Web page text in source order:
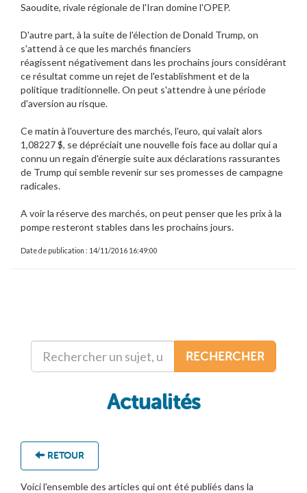
Saoudite, rivale régionale de l'Iran domine l'OPEP.
D'autre part, à la suite de l'élection de Donald Trump, on
s'attend à ce que les marchés financiers
réagissent négativement dans les prochains jours considérant
ce résultat comme un rejet de l'establishment et de la
politique traditionnelle. On peut s'attendre à une période
d'aversion au risque.
Ce matin à l'ouverture des marchés, l'euro, qui valait alors
1,08227 $, se dépréciait une nouvelle fois face au dollar qui a
connu un regain d'énergie suite aux déclarations rassurantes
de Trump qui semble revenir sur ses promesses de campagne
radicales.
A voir la réserve des marchés, on peut penser que les prix à la
pompe resteront stables dans les prochains jours.
Date de publication : 14/11/2016 16:49:00
RECHERCHER
Actualités
RETOUR
Voici l'ensemble des articles qui ont été publiés dans la